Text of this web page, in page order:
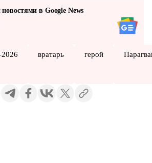
в Google News
вратарь герой